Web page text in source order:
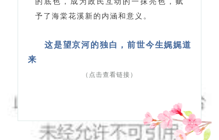
来
（点击查看链接）